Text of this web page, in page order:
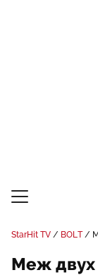
StarHit TV BOLT
Меж двух